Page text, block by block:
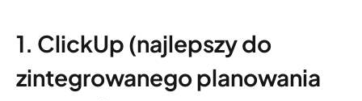
1. ClickUp (najlepszy do
zintegrowanego planowania